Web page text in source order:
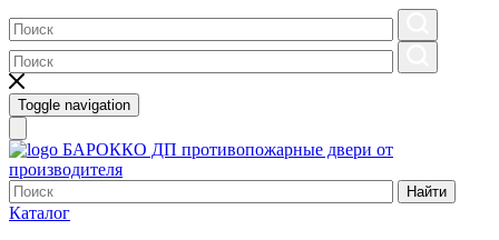
Toggle navigation
БАРОККО ДП противопожарные двери от
производителя
Найти
Каталог